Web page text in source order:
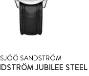
SJÖÖ SANDSTRÖM